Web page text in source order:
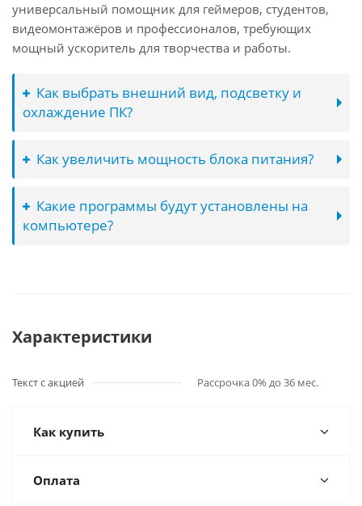
универсальный помощник для геймеров, студентов,
видеомонтажёров и профессионалов, требующих
мощный ускоритель для творчества и работы.
Как выбрать внешний вид, подсветку и
охлаждение ПК?
Как увеличить мощность блока питания?
Какие программы будут установлены на
компьютере?
Характеристики
Текст с акцией Рассрочка 0% до 36 мес.
Как купить
Оплата